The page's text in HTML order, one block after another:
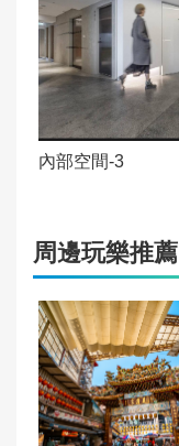
告
政
府
資
訊內部空間-3
周邊玩樂推薦